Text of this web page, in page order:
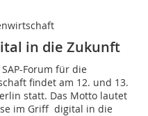
in die Zukunft
Forum für die
findet am 12. und 13.
statt. Das Motto lautet
im Griff  digital in die